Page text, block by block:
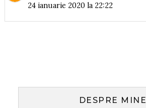
24 ianuarie 2020 la 22:22
DESPRE MINE